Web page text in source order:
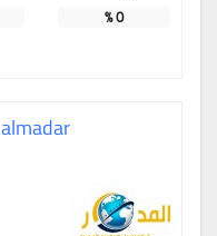
0
%
almadar